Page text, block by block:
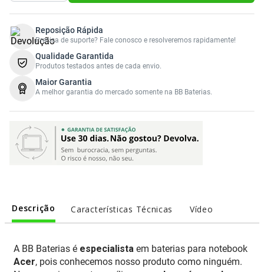
Reposição Rápida
Precisa de suporte? Fale conosco e resolveremos rapidamente!
Qualidade Garantida
Produtos testados antes de cada envio.
Maior Garantia
A melhor garantia do mercado somente na BB Baterias.
Descrição Características Técnicas Vídeo
A BB Baterias é especialista em baterias para notebook
Acer, pois conhecemos nosso produto como ninguém.